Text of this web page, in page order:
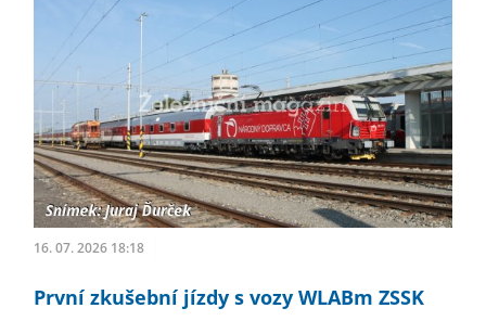
16. 07. 2026 18:18
První zkušební jízdy s vozy WLABm ZSSK